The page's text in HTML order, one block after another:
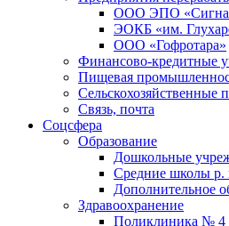
ООО ЭПО
ЭОКБ «им.
ООО «Гофротара»
Финансово-кредитные
Пищевая
Сельскохозяйственные
Связь, почта
Соцсфера
Образование
Дошкольные
Средние школы
Дополнительное
Здравоохранение
Поликлиника № 4